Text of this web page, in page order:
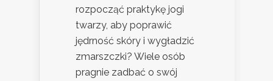
rozpocząć praktykę jogi
twarzy, aby poprawić
jędrność skóry i wygładzić
zmarszczki? Wiele osób
pragnie zadbać o swój